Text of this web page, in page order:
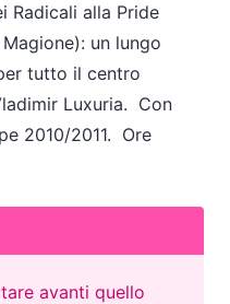
Radicali alla Pride
un lungo
tutto il centro
Luxuria. Con
2010/2011. Ore
avanti quello